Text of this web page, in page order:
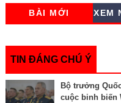
r
e
e
b
o
k
t
e
s
e
n
e
y
L
i
BÀI MỚI XEM
TIN ĐÁNG CHÚ Ý
Bộ trưởng
cuộc binh biến